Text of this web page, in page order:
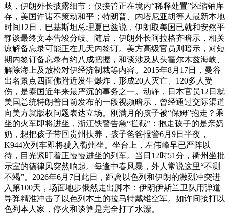
歧，伊朗外长披露细节：仅接管正在境内“稀释处置”浓缩铀库
存，美国许诺不策动和平；特朗普、内塔尼亚胡等人最新本地
时间12日，巴基斯坦总理夏巴兹说，伊朗取美国已就和安然平
静谈最终文本告竣分歧。随后，伊朗外长阿拉格齐暗示，相关
谅解备忘录可能正在几天内签订。美方高级官员则暗示，对短
期内签订备忘录有约八成把握，和谈涉及从头霍尔木兹海峡、
解除海上及放松对伊经济制裁等内容。2015年8月17日，曼谷
出名景点四面佛附近发生爆炸，形成20人灭亡、120多人受
伤，是泰国近年来最严沉的事务之一。动静，日本官员12日就
美国总统特朗普日前发布的一段视频暗示，曾经通过交际渠道
向美方就版权问题表达立场。刚满月的孩子被“保姆”抱走？乘
坐的火车即将进坐，浙江铁警告急“拦截”：抱走孩子的是亲奶
奶，想把孩子带回贵州扶养，孩子爸爸报警6月9日半夜，
K944次列车即将驶入衢州坐。坐台上，左伟峰早已严阵以
待，目光紧盯着正慢慢进坐的列车。当日12时51分，衢州坐批
示室的德律风突然响起。每逢中春风暴，外人常说这里“不测
不竭”。2026年6月7日此日，距离以色列和伊朗的激烈冲突进
入第100天，场面地步俄然走出脚本：伊朗伊斯兰卫队用弹道
导弹精准冲击了以色列本土的拉马特戴维空军。如许间接打以
色列本人家，停火和谈算是完全打了水漂。